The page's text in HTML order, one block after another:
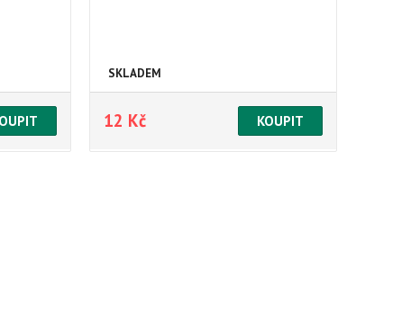
SKLADEM
12 Kč